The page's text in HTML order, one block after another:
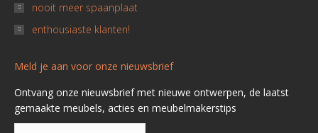
nooit meer spaanplaat
enthousiaste klanten!
Meld je aan voor onze nieuwsbrief
Ontvang onze nieuwsbrief met nieuwe ontwerpen, de laatst
gemaakte meubels, acties en meubelmakerstips